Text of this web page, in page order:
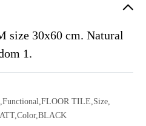
size 30x60 cm. Natural
1.
,Functional,FLOOR TILE,Size,
,Color,BLACK